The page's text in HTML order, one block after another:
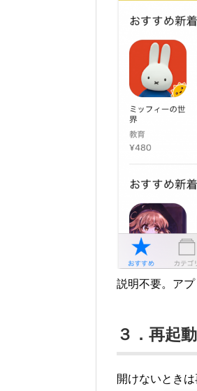
説明不要。ア
３．再起
開けないときは